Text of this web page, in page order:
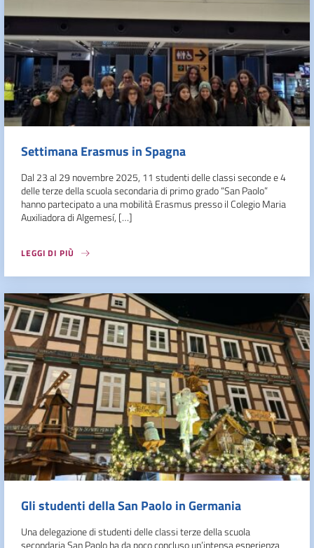
Settimana Erasmus in Spagna
Dal 23 al 29 novembre 2025, 11 studenti delle classi seconde e 4
delle terze della scuola secondaria di primo grado “San Paolo”
hanno partecipato a una mobilità Erasmus presso il Colegio Maria
Auxiliadora di Algemesí, […]
LEGGI DI PIÙ
Gli studenti della San Paolo in Germania
Una delegazione di studenti delle classi terze della scuola
secondaria San Paolo ha da poco concluso un’intensa esperienza